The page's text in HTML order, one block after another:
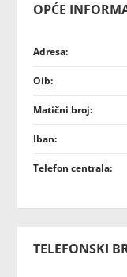
OPĆE
Adresa:
Oib:
Matični broj:
Iban:
Telefon centrala:
TELEFONSKI